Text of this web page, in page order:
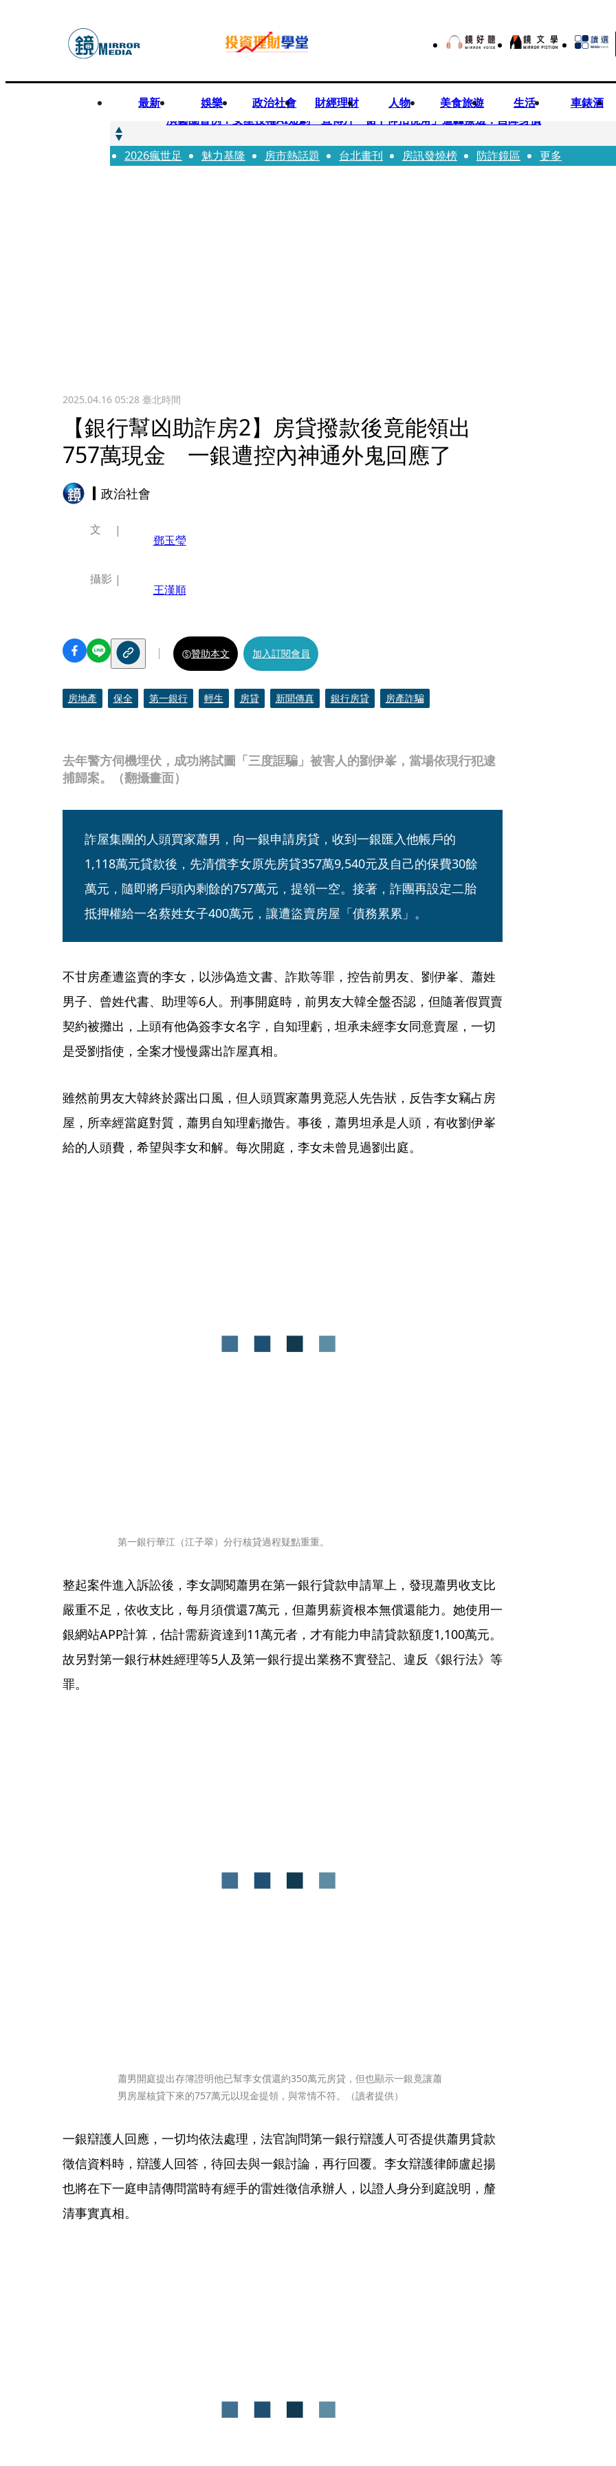
最新 娛樂 政治社會 財經理財 人物 美食旅遊 生活 車錶酒
快訊
演藝圈首例！女星授權AI短劇 宣傳片「裙下仰拍視角」遭轟擦邊：自降身價
快訊
全球提升電氣化 台達電鄭平看好微電網推一站式方案
2026瘋世足 魅力基隆 房市熱話題 台北畫刊 房訊發燒榜 防詐鏡區 更多
2025.04.16 05:28臺北時間
【銀行幫凶助詐房2】房貸撥款後竟能領出
757萬現金 一銀遭控內神通外鬼回應了
政治社會
去年警方伺機埋伏，成功將試圖「三度誆騙」被害人的劉伊峯，當場依現行犯逮
捕歸案。（翻攝畫面）
文
鄧玉瑩
攝影
王漢順
贊助本文 加入訂閱會員
房地產 保全 第一銀行 輕生 房貸 新聞傳真 銀行房貸 房產詐騙
詐屋集團的人頭買家蕭男，向一銀申請房貸，收到一銀匯入他帳戶的
1,118萬元貸款後，先清償李女原先房貸357萬9,540元及自己的保費30餘
萬元，隨即將戶頭內剩餘的757萬元，提領一空。接著，詐團再設定二胎
抵押權給一名蔡姓女子400萬元，讓遭盜賣房屋「債務累累」。
不甘房產遭盜賣的李女，以涉偽造文書、詐欺等罪，控告前男友、劉伊峯、蕭姓
男子、曾姓代書、助理等6人。刑事開庭時，前男友大韓全盤否認，但隨著假買賣
契約被攤出，上頭有他偽簽李女名字，自知理虧，坦承未經李女同意賣屋，一切
是受劉指使，全案才慢慢露出詐屋真相。
雖然前男友大韓終於露出口風，但人頭買家蕭男竟惡人先告狀，反告李女竊占房
屋，所幸經當庭對質，蕭男自知理虧撤告。事後，蕭男坦承是人頭，有收劉伊峯
給的人頭費，希望與李女和解。每次開庭，李女未曾見過劉出庭。
第一銀行華江（江子翠）分行核貸過程疑點重重。
整起案件進入訴訟後，李女調閱蕭男在第一銀行貸款申請單上，發現蕭男收支比
嚴重不足，依收支比，每月須償還7萬元，但蕭男薪資根本無償還能力。她使用一
銀網站APP計算，估計需薪資達到11萬元者，才有能力申請貸款額度1,100萬元。
故另對第一銀行林姓經理等5人及第一銀行提出業務不實登記、違反《銀行法》等
罪。
蕭男開庭提出存簿證明他已幫李女償還約350萬元房貸，但也顯示一銀竟讓蕭
男房屋核貸下來的757萬元以現金提領，與常情不符。（讀者提供）
一銀辯護人回應，一切均依法處理，法官詢問第一銀行辯護人可否提供蕭男貸款
徵信資料時，辯護人回答，待回去與一銀討論，再行回覆。李女辯護律師盧起揚
也將在下一庭申請傳問當時有經手的雷姓徵信承辦人，以證人身分到庭說明，釐
清事實真相。